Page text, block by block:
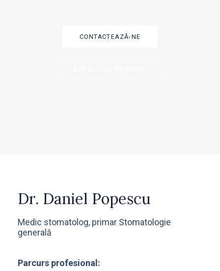
CONTACTEAZĂ-NE
Dr. Daniel Popescu
Medic stomatolog, primar Stomatologie
generală
Parcurs profesional: